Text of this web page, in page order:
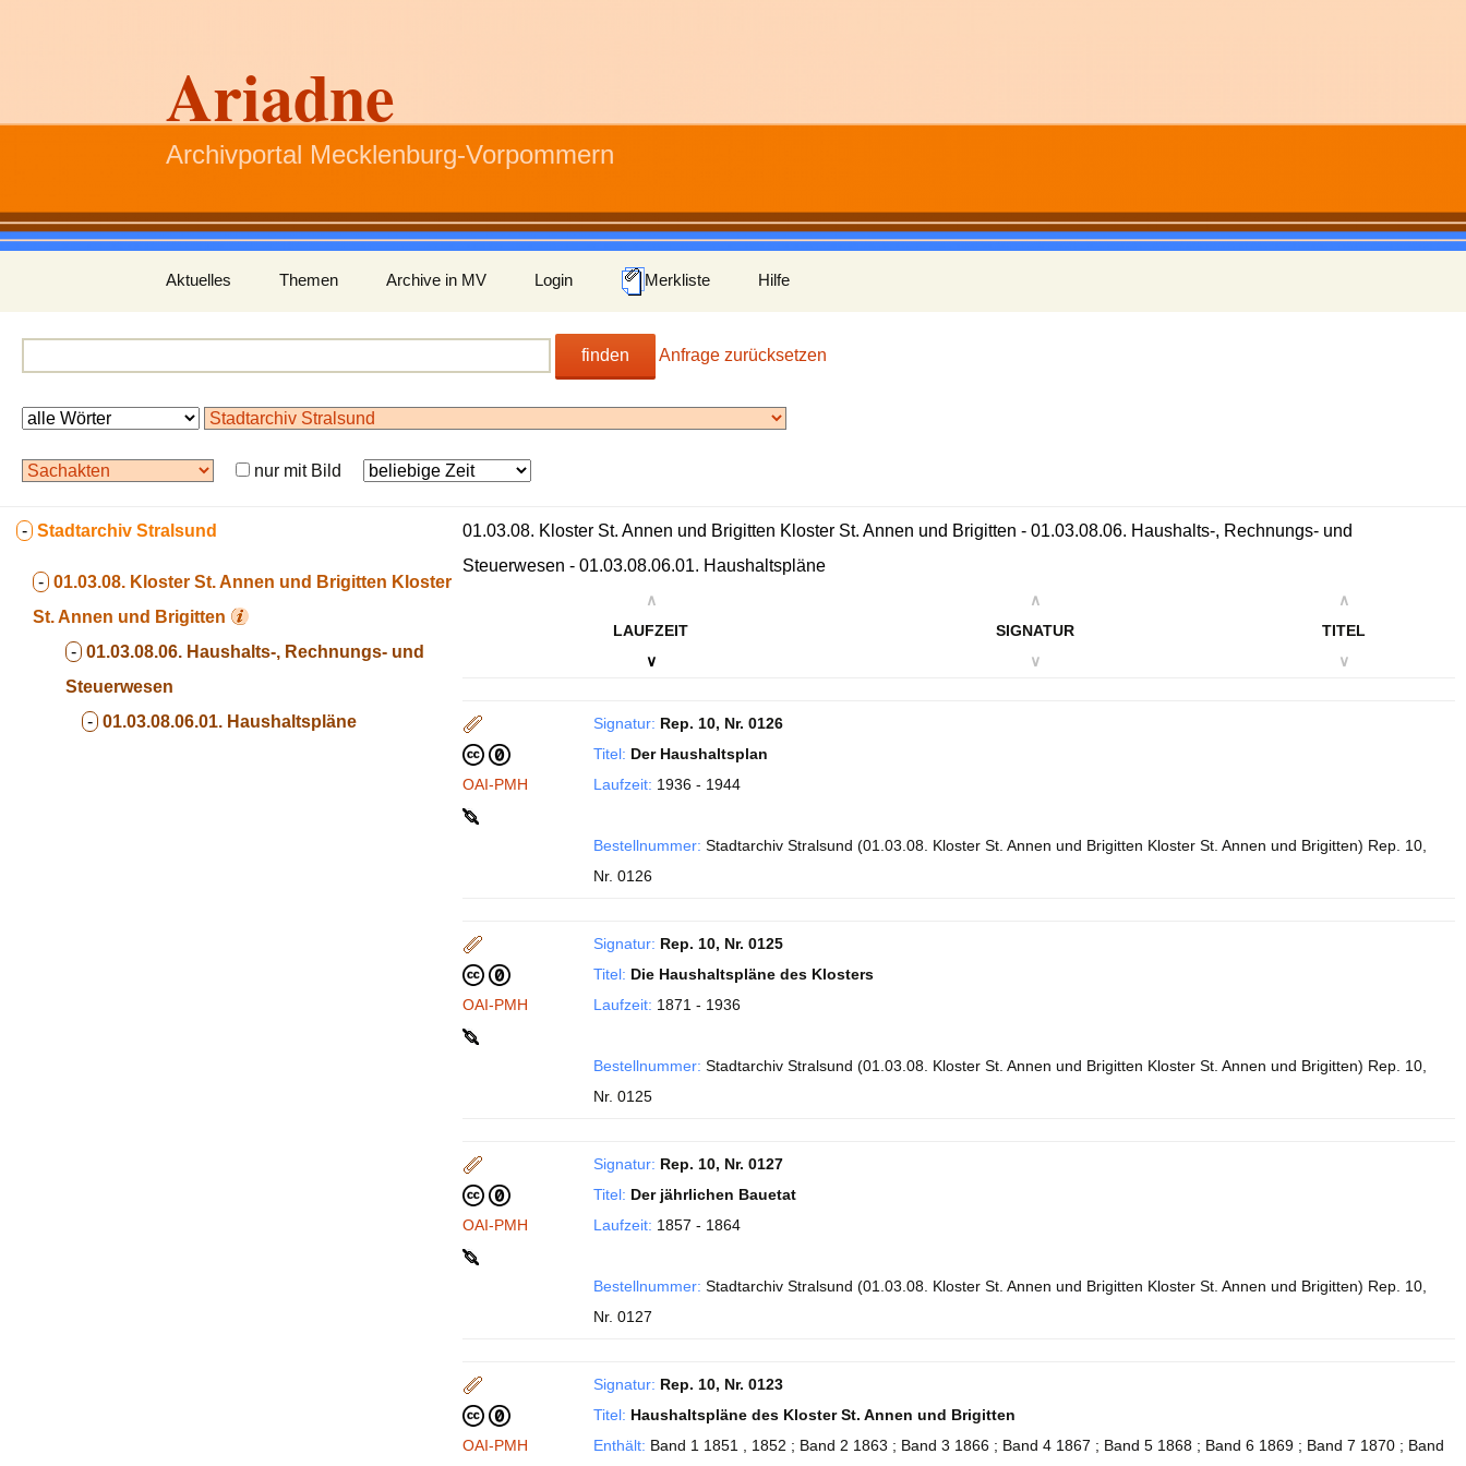
Ariadne
Archivportal Mecklenburg-Vorpommern
Inhalt
springen
Aktuelles Themen Archive in MV Login Merkliste Hilfe
finden Anfrage zurücksetzen
nur mit Bild
- Stadtarchiv Stralsund
- 01.03.08. Kloster St. Annen und Brigitten Kloster
St. Annen und Brigitten
- 01.03.08.06. Haushalts-, Rechnungs- und
Steuerwesen
- 01.03.08.06.01. Haushaltspläne
01.03.08. Kloster St. Annen und Brigitten Kloster St. Annen und Brigitten - 01.03.08.06. Haushalts-, Rechnungs- und
Steuerwesen - 01.03.08.06.01. Haushaltspläne
∧
LAUFZEIT
∨
∧
SIGNATUR
∨
∧
TITEL
∨
OAI-PMH
Signatur: Rep. 10, Nr. 0126
Titel: Der Haushaltsplan
Laufzeit: 1936 - 1944
Bestellnummer: Stadtarchiv Stralsund (01.03.08. Kloster St. Annen und Brigitten Kloster St. Annen und Brigitten) Rep. 10,
Nr. 0126
OAI-PMH
Signatur: Rep. 10, Nr. 0125
Titel: Die Haushaltspläne des Klosters
Laufzeit: 1871 - 1936
Bestellnummer: Stadtarchiv Stralsund (01.03.08. Kloster St. Annen und Brigitten Kloster St. Annen und Brigitten) Rep. 10,
Nr. 0125
OAI-PMH
Signatur: Rep. 10, Nr. 0127
Titel: Der jährlichen Bauetat
Laufzeit: 1857 - 1864
Bestellnummer: Stadtarchiv Stralsund (01.03.08. Kloster St. Annen und Brigitten Kloster St. Annen und Brigitten) Rep. 10,
Nr. 0127
OAI-PMH
Signatur: Rep. 10, Nr. 0123
Titel: Haushaltspläne des Kloster St. Annen und Brigitten
Enthält: Band 1 1851 , 1852 ; Band 2 1863 ; Band 3 1866 ; Band 4 1867 ; Band 5 1868 ; Band 6 1869 ; Band 7 1870 ; Band